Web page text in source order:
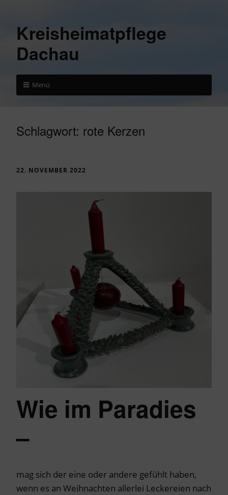
Kreisheimatpflege
Dachau
Menü
Schlagwort: rote Kerzen
22. NOVEMBER 2022
Wie im Paradies
–
mag sich der eine oder andere gefühlt haben,
wenn es an Weihnachten allerlei Leckereien nach